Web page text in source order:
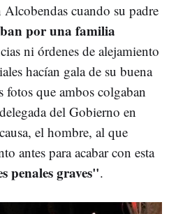
cuando su padre
por una familia
ni órdenes de alejamiento
hacían gala de su buena
fotos que ambos colgaban
del Gobierno en
el hombre, al que
antes para acabar con esta
penales graves".